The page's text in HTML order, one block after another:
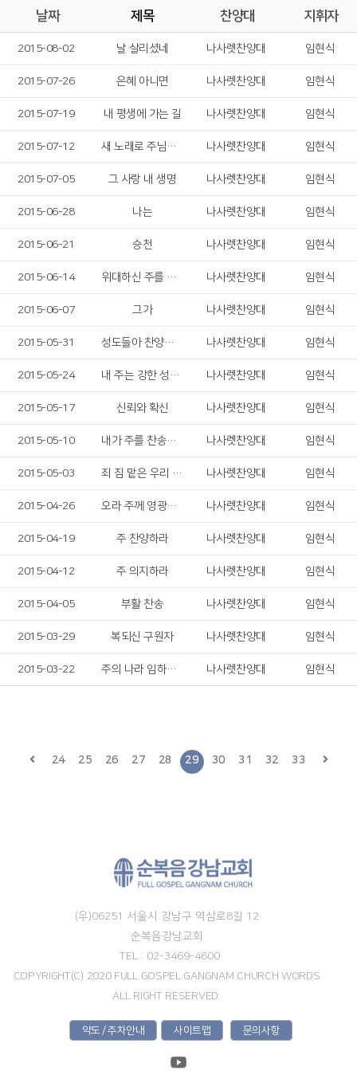
날짜 제목 찬양대 지휘자
2015-08-02 날 살리셨네 나사렛찬양대 임현식
2015-07-26 은혜 아니면 나사렛찬양대 임현식
2015-07-19 내 평생에 가는 길 나사렛찬양대 임현식
2015-07-12 새 노래로 주님을 찬양하라 나사렛찬양대 임현식
2015-07-05 그 사랑 내 생명 나사렛찬양대 임현식
2015-06-28 나는 나사렛찬양대 임현식
2015-06-21 승천 나사렛찬양대 임현식
2015-06-14 위대하신 주를 찬양 나사렛찬양대 임현식
2015-06-07 그가 나사렛찬양대 임현식
2015-05-31 성도들아 찬양하자 나사렛찬양대 임현식
2015-05-24 내 주는 강한 성이요 나사렛찬양대 임현식
2015-05-17 신뢰와 확신 나사렛찬양대 임현식
2015-05-10 내가 주를 찬송하리 나사렛찬양대 임현식
2015-05-03 죄 짐 맡은 우리 구주 나사렛찬양대 임현식
2015-04-26 오라 주께 영광의 찬양드리자 나사렛찬양대 임현식
2015-04-19 주 찬양하라 나사렛찬양대 임현식
2015-04-12 주 의지하라 나사렛찬양대 임현식
2015-04-05 부활 찬송 나사렛찬양대 임현식
2015-03-29 복되신 구원자 나사렛찬양대 임현식
2015-03-22 주의 나라 임하신다 나사렛찬양대 임현식
24 25 26 27 28 29 30 31 32 33
(우)06251 서울시 강남구 역삼로8길 12
순복음강남교회
TEL : 02-3469-4600
COPYRIGHT(C) 2020 FULL GOSPEL GANGNAM CHURCH WORDS
ALL RIGHT RESERVED.
약도 / 주차안내 사이트맵 문의사항